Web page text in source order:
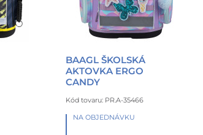
BAAGL ŠKOLSKÁ
AKTOVKA ERGO
CANDY
Kód tovaru: PR.A-35466
NA OBJEDNÁVKU